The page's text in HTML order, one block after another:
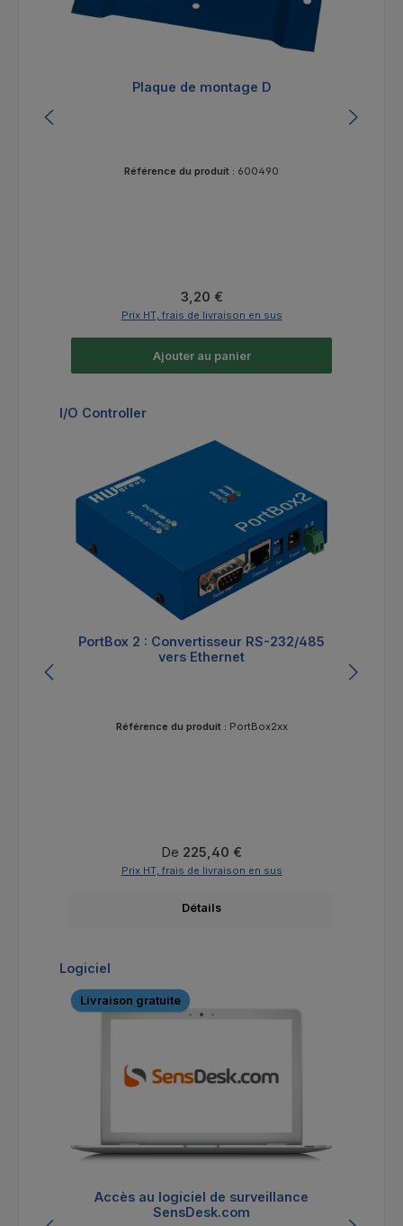
Plaque de montage D
Référence du produit : 600490
Prix régulier :
3,20 €
Prix HT, frais de livraison en sus
Ajouter au panier
Ignorer la galerie de produits
I/O Controller
PortBox 2 : Convertisseur RS-232/485
vers Ethernet
Référence du produit : PortBox2xx
Prix régulier :
De 225,40 €
Prix HT, frais de livraison en sus
Détails
Ignorer la galerie de produits
Logiciel
Livraison gratuite
Accès au logiciel de surveillance
SensDesk.com